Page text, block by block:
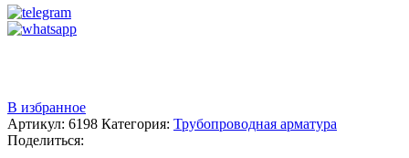
В избранное
Артикул: 6198 Категория: Трубопроводная арматура
Поделиться: